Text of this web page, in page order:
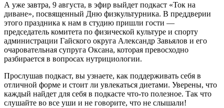
А уже завтра, 9 августа, в эфир выйдет подкаст «Ток на
диване», посвященный Дню физкультурника. В преддверии
этого праздника к нам в студию пришли гости —
председатель комитета по физической культуре и спорту
администрации Гайского округа Александр Завьялов и его
очаровательная супруга Оксана, которая превосходно
разбирается в вопросах нутрициологии.
Прослушав подкаст, вы узнаете, как поддерживать себя в
отличной форме и стоит ли увлекаться диетами. Уверены, что
каждый найдет для себя в подкасте что-то полезное. Так что
слушайте во все уши и не говорите, что не слышали!